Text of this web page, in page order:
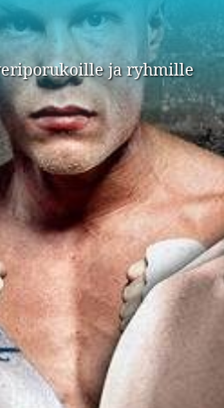
ja ryhmille